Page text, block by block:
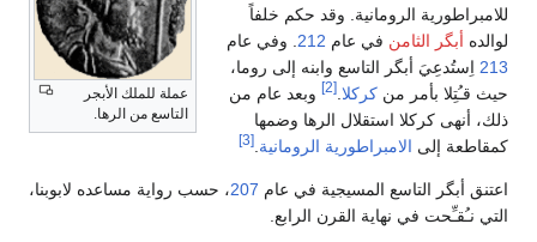
عملة للملك الأبجر
التاسع من الرها.
للامبراطورية الرومانية. وقد حكم خلفاً
لوالده أبگر الثامن في عام 212 . وفي عام
213 اِستُدعِيَ أبگر التاسع وابنه إلى روما،
حيث قـُتِلا بأمر من كركلا [2]
وبعد عام من
ذلك، أنهى كركلا استقلال الرها وضمها
كمقاطعة إلى الامبراطورية الرومانية [3]
اعتنق أبگر التاسع المسيجية في عام 207، حسب رواية مساعده لابوبنا،
التي نـُقـِّحت في نهاية القرن الرابع.